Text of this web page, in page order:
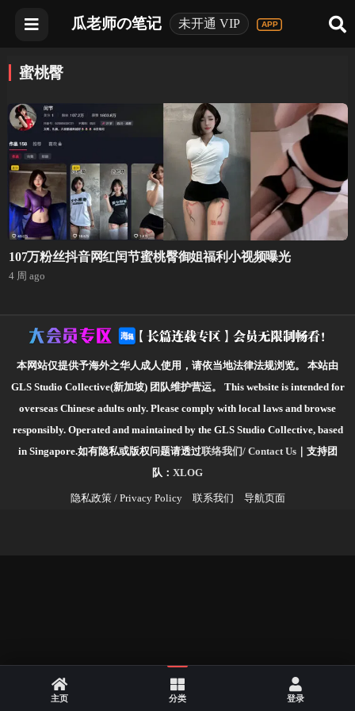
瓜老师の笔记 未开通 VIP
蜜桃臀
107万粉丝抖音网红闰节蜜桃臀御姐福利小视频曝光
4 周 ago
本网站仅提供予海外之华人成人使用，请依当地法律法规浏览。
本站由
GLS Studio Collective(新加坡) 团队维护营运。
This website is intended for
overseas Chinese adults only. Please comply with local laws and browse
responsibly. Operated and maintained by the GLS Studio Collective, based
in Singapore.如有隐私或版权问题请透过联络我们/ Contact Us｜支持团
队： XLOG
隐私政策 / Privacy Policy 联系我们 导航页面
主页 分类 登录